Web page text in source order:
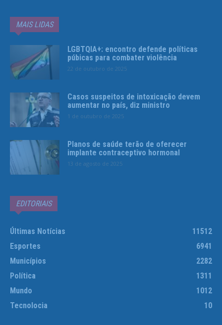
MAIS LIDAS
LGBTQIA+: encontro defende políticas
púbicas para combater violência
22 de outubro de 2025
Casos suspeitos de intoxicação devem
aumentar no país, diz ministro
1 de outubro de 2025
Planos de saúde terão de oferecer
implante contraceptivo hormonal
13 de agosto de 2025
EDITORIAIS
Últimas Notícias
11512
Esportes
6941
Municípios
2282
Política
1311
Mundo
1012
Tecnolocia
10